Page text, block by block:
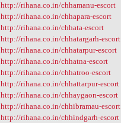
http://rihana.co.in/chhamanu-escort
http://rihana.co.in/chhapara-escort
http://rihana.co.in/chhata-escort
http://rihana.co.in/chhatargarh-escort
http://rihana.co.in/chhatarpur-escort
http://rihana.co.in/chhatna-escort
http://rihana.co.in/chhatroo-escort
http://rihana.co.in/chhattarpur-escort
http://rihana.co.in/chhaygaon-escort
http://rihana.co.in/chhibramau-escort
http://rihana.co.in/chhindgarh-escort